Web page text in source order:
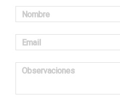
Nombre
Email
Observaciones